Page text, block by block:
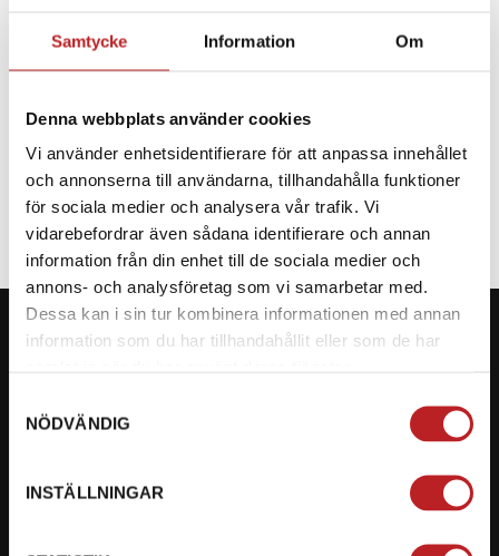
Samtycke Information Om
Denna webbplats använder cookies
Vi använder enhetsidentifierare för att anpassa innehållet
och annonserna till användarna, tillhandahålla funktioner
för sociala medier och analysera vår trafik. Vi
vidarebefordrar även sådana identifierare och annan
information från din enhet till de sociala medier och
annons- och analysföretag som vi samarbetar med.
Dessa kan i sin tur kombinera informationen med annan
information som du har tillhandahållit eller som de har
NÖDVÄNDIG
INSTÄLLNINGAR
SPECIFIKATION
KONTAKTA OSS PÅ MOTORBITEN
Org. nummer: 5566689278
023-13366